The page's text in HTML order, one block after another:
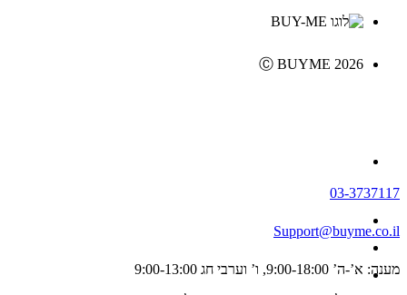
Ⓒ BUYME 2026
03-3737117
Support@buyme.co.il
מענה: א’-ה’ 9:00-18:00, ו’ וערבי חג 9:00-13:00